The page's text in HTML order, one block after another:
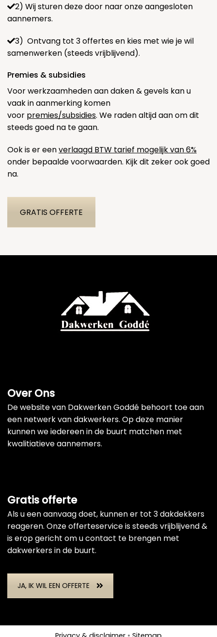
2) Wij sturen deze door naar onze aangesloten
aannemers.
3) Ontvang tot 3 offertes en kies met wie je wil
samenwerken (steeds vrijblijvend).
Premies & subsidies
Voor werkzaamheden aan daken & gevels kan u
vaak in aanmerking komen
voor premies/subsidies. We raden altijd aan om dit
steeds goed na te gaan.
Ook is er eenverlaagd BTW tarief mogelijk van 6%
onder bepaalde voorwaarden. Kijk dit zeker ook goed
na.
GRATIS OFFERTE
Over Ons
De website van Dakwerken Goddé behoort toe aan
een netwerk van dakwerkers. Op deze manier
kunnen we iedereen in de buurt matchen met
kwalitiatieve aannemers.
Gratis offerte
Als u een aanvaag doet, kunnen er tot 3 dakdekkers
reageren. Onze offerteservice is steeds vrijblijvend &
is erop gericht om u contact te brengen met
dakwerkers in de buurt.
JA, IK WIL EEN OFFERTE